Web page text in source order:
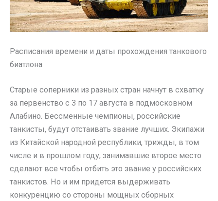
Расписания времени и даты прохождения танкового
биатлона
Старые соперники из разных стран начнут в схватку
за первенство с 3 по 17 августа в подмосковном
Алабино. Бессменные чемпионы, российские
танкисты, будут отстаивать звание лучших. Экипажи
из Китайской народной республики, трижды, в том
числе и в прошлом году, занимавшие второе место
сделают все чтобы отбить это звание у российских
танкистов. Но и им придется выдерживать
конкуренцию со стороны мощных сборных